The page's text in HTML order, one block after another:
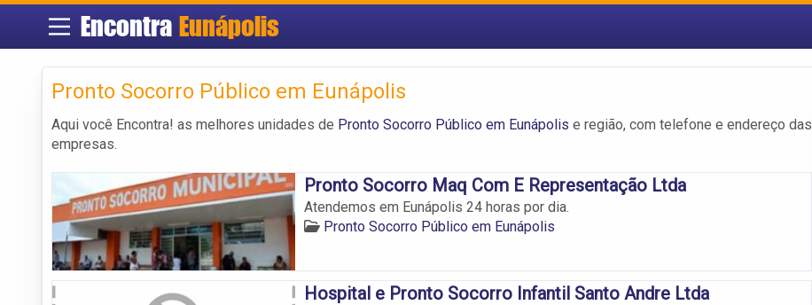
Encontra Eunápolis
Pronto Socorro Público em Eunápolis
Aqui você Encontra! as melhores unidades de Pronto Socorro Público em Eunápolis e região, com telefone e endereço das
empresas.
Pronto Socorro Maq Com E Representação Ltda
Atendemos em Eunápolis 24 horas por dia.
Pronto Socorro Público em Eunápolis
Hospital e Pronto Socorro Infantil Santo Andre Ltda